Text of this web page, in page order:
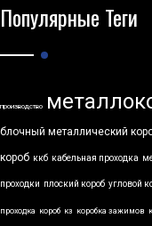
Популярные Теги
производство
блочный металлический
короб ккб кабельная проходка
проходки плоский короб угловой
проходка короб кз коробка зажимов